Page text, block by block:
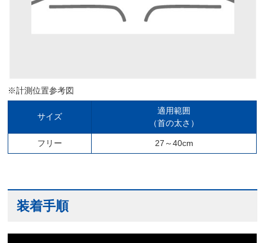
※計測位置参考図
サイズ
適用範囲
（首の太さ）
フリー 27～40cm
装着手順